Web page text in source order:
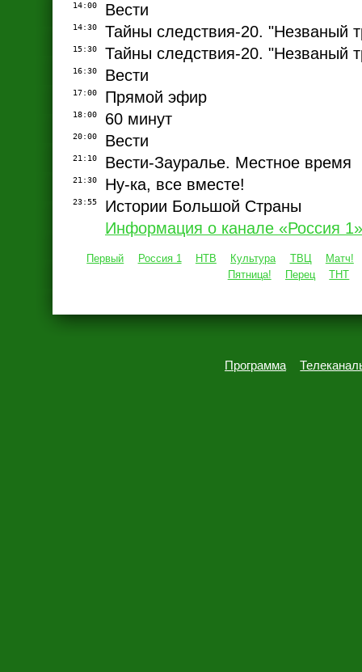
14:00 Вести
14:30 Тайны следствия-20. "Незваный
15:30 Тайны следствия-20. "Незваный
16:30 Вести
17:00 Прямой эфир
18:00 60 минут
20:00 Вести
21:10 Вести-Зауралье. Местное время
21:30 Ну-ка, все вместе!
23:55
Истории Большой Страны
Информация о канале «Россия 1»
Первый Россия 1 НТВ Культура ТВЦ
Матч!
Пятница!
Перец ТНТ
Программа